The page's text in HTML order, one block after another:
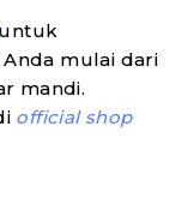
untuk
mulai dari
mandi.
official shop